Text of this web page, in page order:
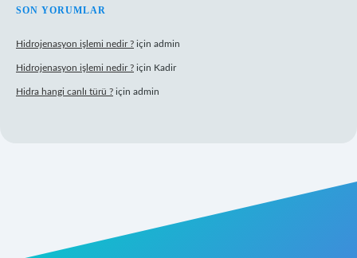
SON YORUMLAR
Hidrojenasyon işlemi nedir ? için admin
Hidrojenasyon işlemi nedir ? için Kadir
Hidra hangi canlı türü ? için admin